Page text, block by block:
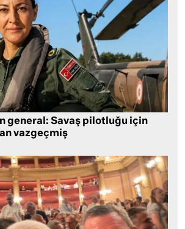
general: Savaş pilotluğu için
vazgeçmiş